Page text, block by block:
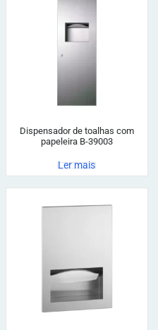
Dispensador de toalhas com
papeleira B-39003
Ler mais